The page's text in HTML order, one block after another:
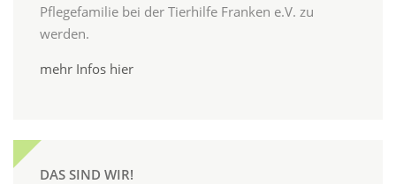
Pflegefamilie bei der Tierhilfe Franken e.V. zu
werden.
mehr Infos hier
DAS SIND WIR!